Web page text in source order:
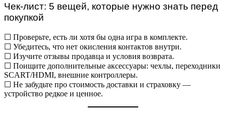
Чек-лист: 5 вещей, которые нужно знать перед
покупкой
☐ Проверьте, есть ли хотя бы одна игра в комплекте.
☐ Убедитесь, что нет окисления контактов внутри.
☐ Изучите отзывы продавца и условия возврата.
☐ Поищите дополнительные аксессуары: чехлы, переходники
SCART/HDMI, внешние контроллеры.
☐ Не забудьте про стоимость доставки и страховку —
устройство редкое и ценное.